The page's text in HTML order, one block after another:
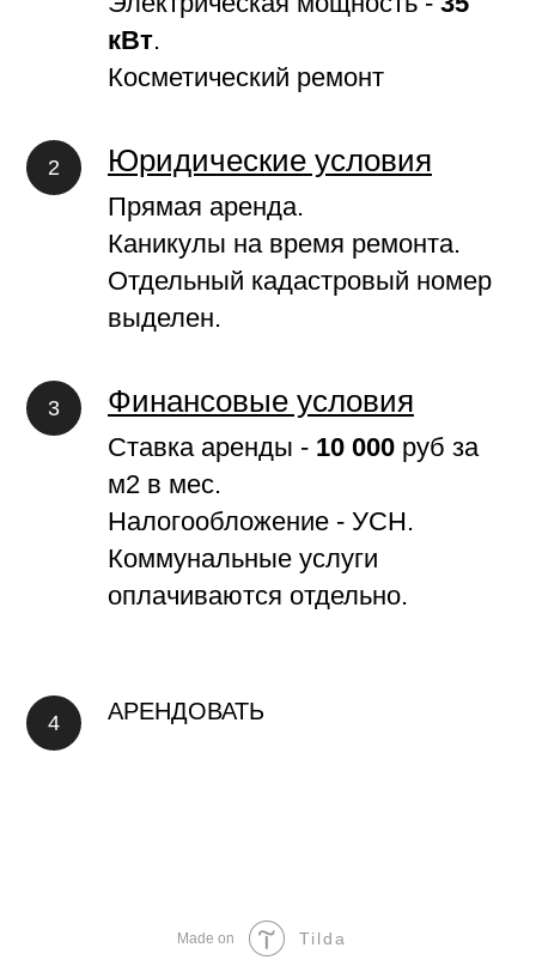
кВт.
Косметический ремонт
Юридические условия
Прямая аренда.
Каникулы на время ремонта.
Отдельный кадастровый номер
выделен.
Финансовые условия
Ставка аренды - 10 000 руб за
м2 в мес.
Налогообложение - УСН.
Коммунальные услуги
оплачиваются отдельно.
АРЕНДОВАТЬ
Made on Tilda